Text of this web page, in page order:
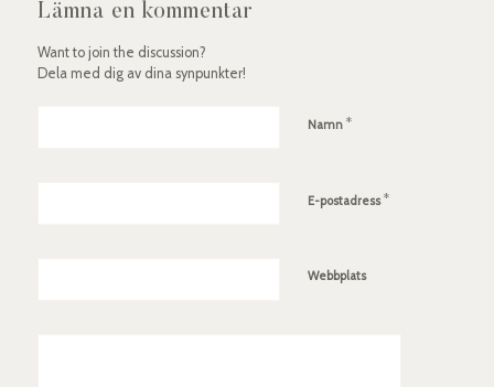
Lämna en kommentar
Want to join the discussion?
Dela med dig av dina synpunkter!
Namn *
E-postadress*
Webbplats